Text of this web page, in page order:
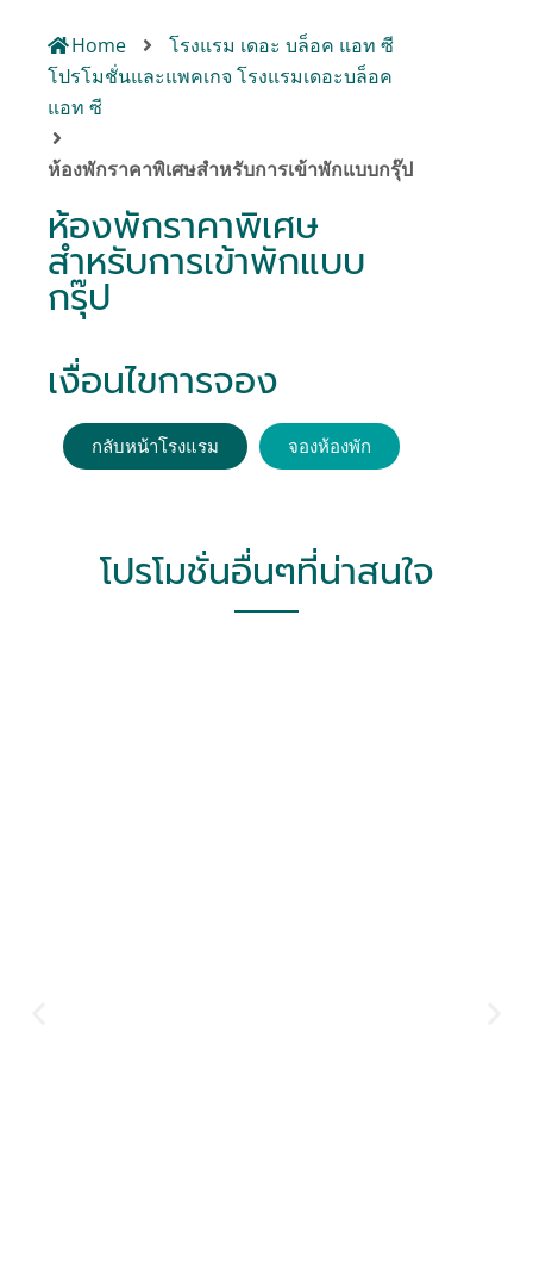
Home
โรงแรม เดอะ บล็อค แอท ซี
โปรโมชั่นและแพคเกจ โรงแรมเดอะบล็อค
แอท ซี
ห้องพักราคาพิเศษสำหรับการเข้าพักแบบกรุ๊ป
ห้องพักราคาพิเศษ
สำหรับการเข้าพักแบบ
กรุ๊ป
เงื่อนไขการจอง
กลับหน้าโรงแรม จองห้องพัก
โปรโมชั่นอื่นๆที่น่าสนใจ